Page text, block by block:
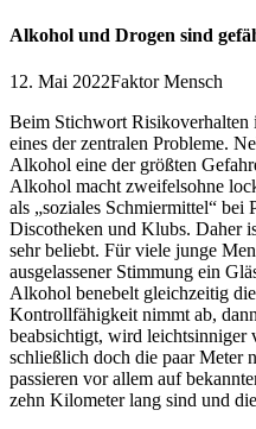
Alkohol und Drogen sind
12. Mai 2022Faktor Mensch
Beim Stichwort Risikoverhalten
eines der zentralen Probleme.
Alkohol eine der größten
Alkohol macht zweifelsohne
als „soziales Schmiermittel“ bei
Discotheken und Klubs. Daher
sehr beliebt. Für viele junge
ausgelassener Stimmung ein
Alkohol benebelt gleichzeitig
Kontrollfähigkeit nimmt ab,
beabsichtigt, wird leichtsinniger
schließlich doch die paar Meter
passieren vor allem auf
zehn Kilometer lang sind und